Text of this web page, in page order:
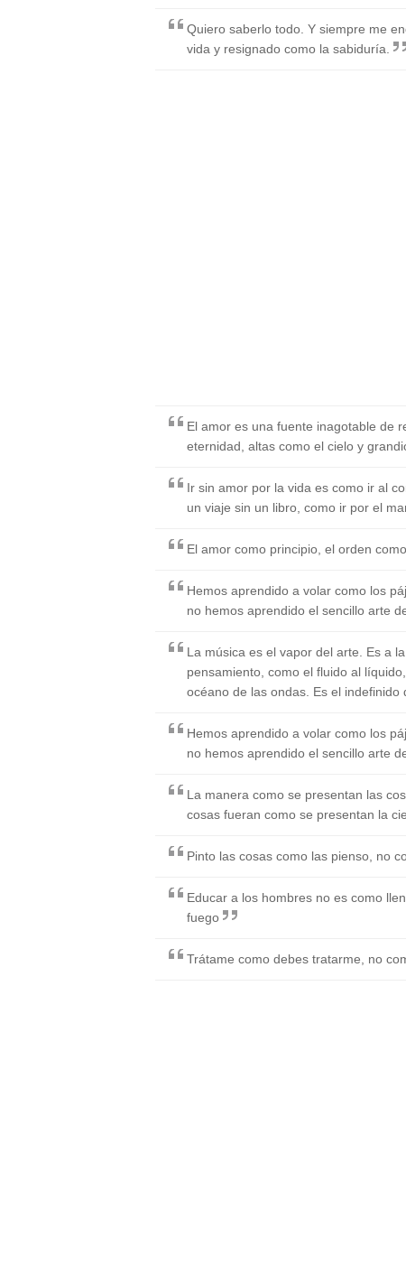
Quiero saberlo todo. Y siempre me
vida y resignado como la sabiduría.
El amor es una fuente inagotable de
eternidad, altas como el cielo y
Ir sin amor por la vida es como ir al
un viaje sin un libro, como ir por el
El amor como principio, el orden
Hemos aprendido a volar como los
no hemos aprendido el sencillo arte
La música es el vapor del arte. Es a
pensamiento, como el fluido al
océano de las ondas. Es el indefinido
Hemos aprendido a volar como los
no hemos aprendido el sencillo arte
La manera como se presentan las
cosas fueran como se presentan la
Pinto las cosas como las pienso, no
Educar a los hombres no es como
fuego
Trátame como debes tratarme, no